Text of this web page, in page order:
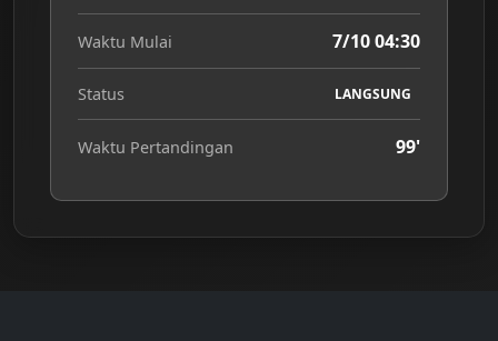
Waktu Mulai 7/10 04:30
Status LANGSUNG
Waktu Pertandingan 99'